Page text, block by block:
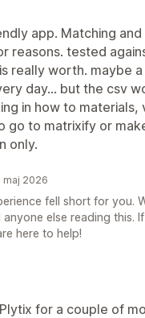
app. Matching
reasons. tested
really worth. maybe
day... but the csv
in how to materials,
go to matrixify or
only.
maj 2026
fell short for you.
else reading this.
here to help!
for a couple of